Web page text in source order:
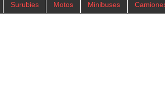
Surubies Motos Minibuses